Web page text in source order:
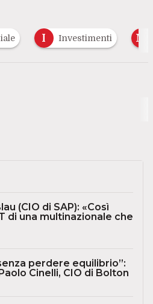
Microservizi S Soa
(CIO di SAP): «Così
di una multinazionale che
perdere equilibrio”:
Cinelli, CIO di Bolton